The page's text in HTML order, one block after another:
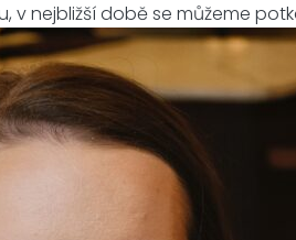
v nejbližší době se můžeme